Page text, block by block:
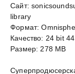
Сайт:
library
Формат:
Качество: 24 bit
Размер: 278 MB